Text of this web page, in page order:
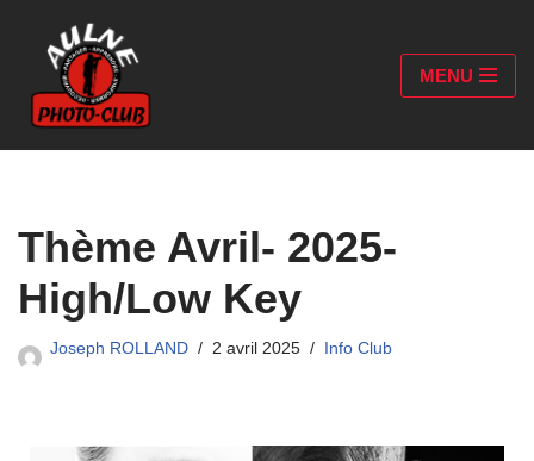
Aller
au
contenu
MENU
Thème Avril- 2025-
High/Low Key
Joseph ROLLAND 2 avril 2025 Info Club